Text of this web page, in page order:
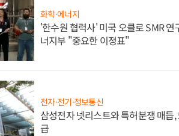
화학·에너지
'한수원 협력사' 미국 오클로 SMR
너지부 "중요한 이정표"
전자·전기·정보통신
삼성전자 넷리스트와 특허분쟁 매듭
급